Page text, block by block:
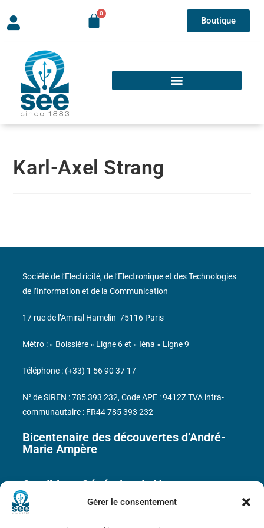
Gérer le consentement
Boutique
Karl-Axel Strang
Bicentenaire des découvertes d’André-
Marie Ampère
Conditions Générales de Vente
Société de l’Electricité, de l’Electronique et des Technologies
de l’Information et de la Communication
17 rue de l’Amiral Hamelin 75116 Paris
Métro : « Boissière » Ligne 6 et « Iéna » Ligne 9
Téléphone : (+33) 1 56 90 37 17
N° de SIREN : 785 393 232, Code APE : 9412Z TVA intra-
communautaire : FR44 785 393 232